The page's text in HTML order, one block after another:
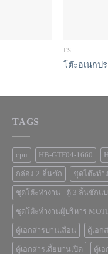
FS
โต๊ะอเนกปร
TAGS
cpu HB-GTF04-1660
กล่อง-2-ลิ้นฃัก ชุดโต๊ะทำ
ชุดโต๊ะทำงาน - ตู้ 3 ลิ้นชักแ
ชุดโต๊ะทำงานผู้บริหาร
ตู้เอกสารบานเลื่อน ตู้เอก
ตู้เอกสารเตี้ยบานเปิด ตู้เ